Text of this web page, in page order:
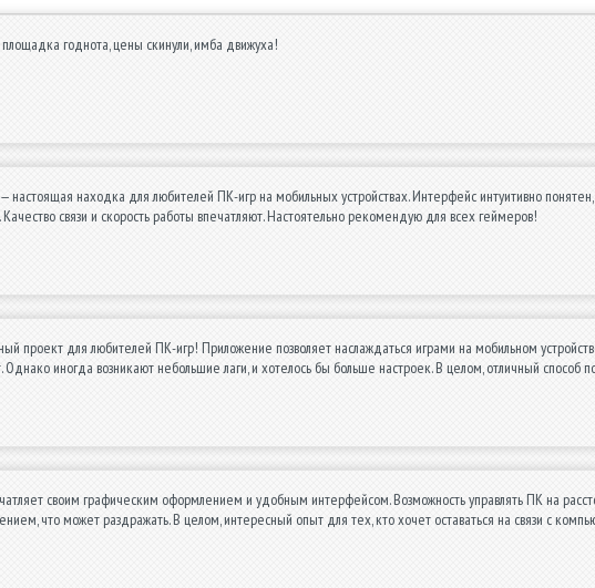
площадка годнота, цены скинули, имба движуха!
настоящая находка для любителей ПК-игр на мобильных устройствах. Интерфейс интуитивно
связи и скорость работы впечатляют. Настоятельно рекомендую для всех геймеров!
проект для любителей ПК-игр! Приложение позволяет наслаждаться играми на мобильном
Однако иногда возникают небольшие лаги, и хотелось бы больше настроек. В целом, отличный способ
своим графическим оформлением и удобным интерфейсом. Возможность управлять ПК на
что может раздражать. В целом, интересный опыт для тех, кто хочет оставаться на связи с